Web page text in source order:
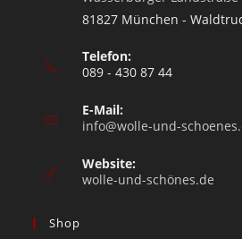
81827 München -
Telefon:
089 - 430 87 44
E-Mail:
info@wolle-und-
Website:
wolle-und-schönes.de
Shop